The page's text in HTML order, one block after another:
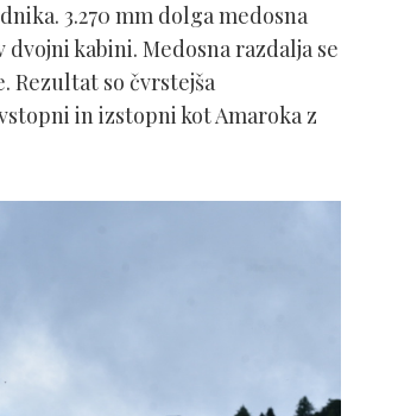
3.270 mm dolga medosna
dvojni kabini. Medosna razdalja se
Rezultat so čvrstejša
in izstopni kot Amaroka z